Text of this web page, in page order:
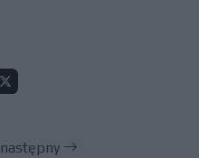
następny